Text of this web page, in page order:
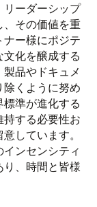
ーダーシップ
、その価値を重
ー様にポジテ
化を醸成する
品やドキュメ
くように努め
準が進化する
する必要性お
しています。
ンセンシティ
、時間と皆様